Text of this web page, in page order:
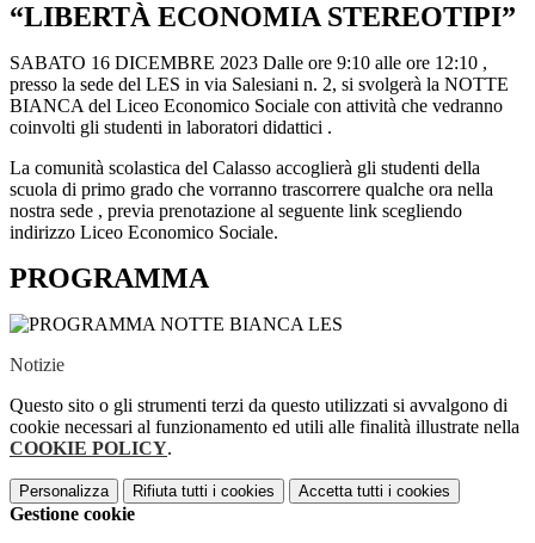
“LIBERTÀ ECONOMIA STEREOTIPI”
SABATO 16 DICEMBRE 2023 Dalle ore 9:10 alle ore 12:10 ,
presso la sede del LES in via Salesiani n. 2, si svolgerà la NOTTE
BIANCA del Liceo Economico Sociale con attività che vedranno
coinvolti gli studenti in laboratori didattici .
La comunità scolastica del Calasso accoglierà gli studenti della
scuola di primo grado che vorranno trascorrere qualche ora nella
nostra sede , previa prenotazione al seguente link scegliendo
indirizzo Liceo Economico Sociale.
PROGRAMMA
Notizie
Questo sito o gli strumenti terzi da questo utilizzati si avvalgono di
cookie necessari al funzionamento ed utili alle finalità illustrate nella
COOKIE POLICY.
Personalizza Rifiuta tutti i cookies Accetta tutti i cookies
Gestione cookie